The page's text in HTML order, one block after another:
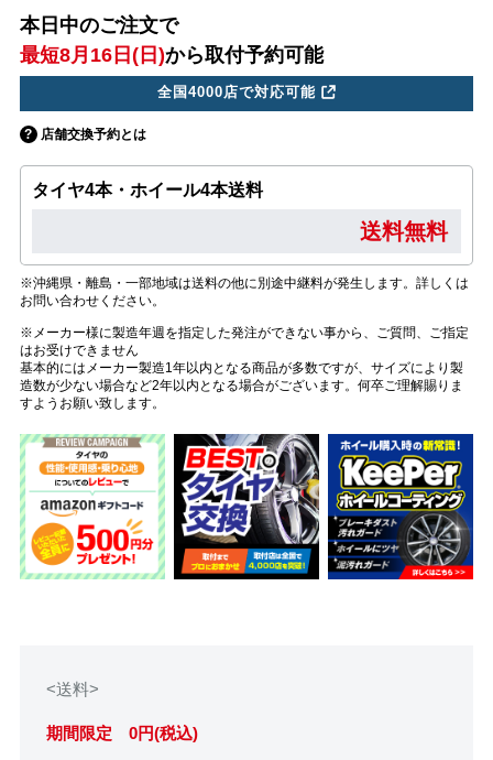
本日中のご注文で
最短8月16日(日)から取付予約可能
全国4000店で対応可能
店舗交換予約とは
タイヤ4本・ホイール4本送料
送料無料
※沖縄県・離島・一部地域は送料の他に別途中継料が発生します。詳しくは
お問い合わせください。
※メーカー様に製造年週を指定した発注ができない事から、ご質問、ご指定
はお受けできません
基本的にはメーカー製造1年以内となる商品が多数ですが、サイズにより製
造数が少ない場合など2年以内となる場合がございます。何卒ご理解賜りま
すようお願い致します。
<送料>
期間限定 0円(税込)